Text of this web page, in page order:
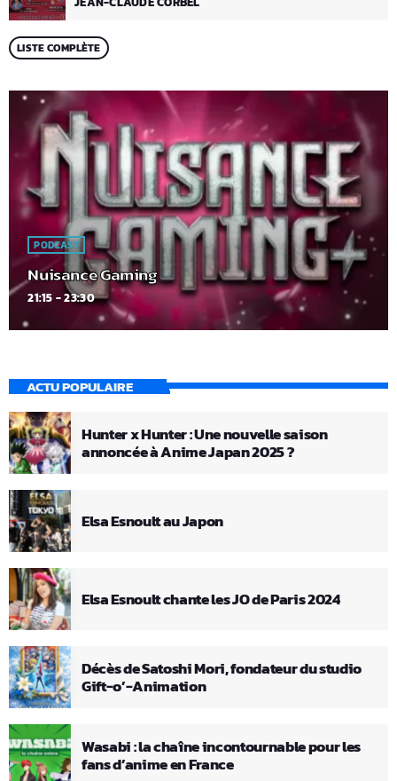
LISTE COMPLÈTE
PODCAST
Nuisance Gaming
21:15 - 23:30
ACTU POPULAIRE
Hunter x Hunter : Une nouvelle saison
annoncée à Anime Japan 2025 ?
Elsa Esnoult au Japon
Elsa Esnoult chante les JO de Paris 2024
Décès de Satoshi Mori, fondateur du studio
Gift-o’-Animation
Wasabi : la chaîne incontournable pour les
fans d’anime en France